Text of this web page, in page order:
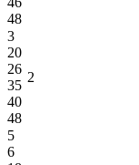
48
3
20
26
35
40
48
2
5
6